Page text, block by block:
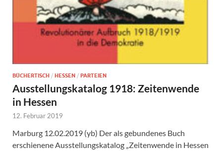
BÜCHERTISCH / HESSEN / PARTEIEN
Ausstellungskatalog 1918: Zeitenwende
in Hessen
12. Februar 2019
Marburg 12.02.2019 (yb) Der als gebundenes Buch
erschienene Ausstellungskatalog „Zeitenwende in Hessen